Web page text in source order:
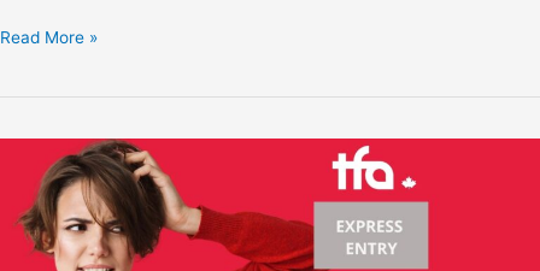
Read More »
COMPARING
EXPRESS
ENTRY